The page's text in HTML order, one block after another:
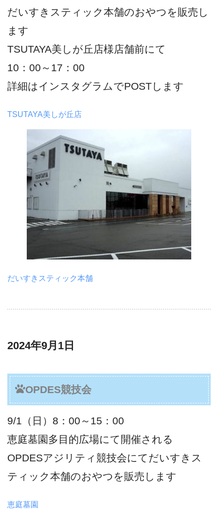
だいすきスティック本舗のおやつを販売し
ます
TSUTAYA美しが丘店様店舗前にて
10：00～17：00
詳細はインスタグラムでPOSTします
TSUTAYA美しが丘店
だいすきスティック本舗
2024年9月1日
OPDES競技会
9/1（日）8：00～15：00
恵庭墓園多目的広場にて開催される
OPDESアジリティ競技会にてだいすきス
ティック本舗のおやつを販売します
恵庭墓園